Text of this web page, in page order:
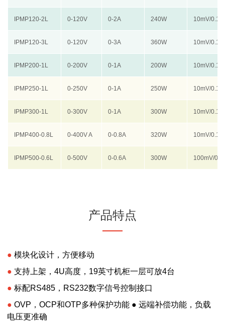
IPMP120-2L 0-120V 0-2A 240W 10mV/
IPMP120-3L 0-120V 0-3A 360W 10mV/
IPMP200-1L 0-200V 0-1A 200W 10mV/
IPMP250-1L 0-250V 0-1A 250W 10mV/
IPMP300-1L 0-300V 0-1A 300W 10mV/
IPMP400-0.8L 0-400V A 0-0.8A 320W 10mV/0.1m
IPMP500-0.6L 0-500V 0-0.6A 300W 100mV/
产品特点
●模块化设计，方便移动
●支持上架，4U高度，19英寸机柜一层可放4台
●标配RS485，RS232数字信号控制接口
●OVP，OCP和OTP多种保护功能 ● 远端补偿功能，负载
电压更准确